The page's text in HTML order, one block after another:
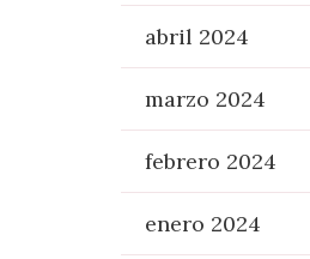
abril 2024
marzo 2024
febrero 2024
enero 2024